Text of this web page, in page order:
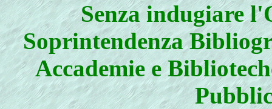
Senza indugiare
Soprintendenza
Accademie e